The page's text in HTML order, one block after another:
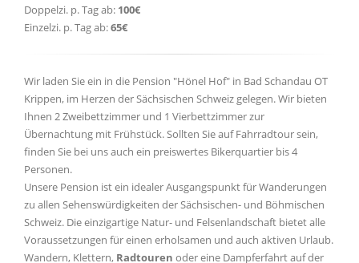
Doppelzi. p. Tag ab: 100€
Einzelzi. p. Tag ab:65€
Wir laden Sie ein in die Pension "Hönel Hof" in Bad Schandau OT
Krippen, im Herzen der Sächsischen Schweiz gelegen. Wir bieten
Ihnen 2 Zweibettzimmer und 1 Vierbettzimmer zur
Übernachtung mit Frühstück. Sollten Sie auf Fahrradtour sein,
finden Sie bei uns auch ein preiswertes Bikerquartier bis 4
Personen.
Unsere Pension ist ein idealer Ausgangspunkt für Wanderungen
zu allen Sehenswürdigkeiten der Sächsischen- und Böhmischen
Schweiz. Die einzigartige Natur- und Felsenlandschaft bietet alle
Voraussetzungen für einen erholsamen und auch aktiven Urlaub.
Wandern, Klettern, Radtouren oder eine Dampferfahrt auf der